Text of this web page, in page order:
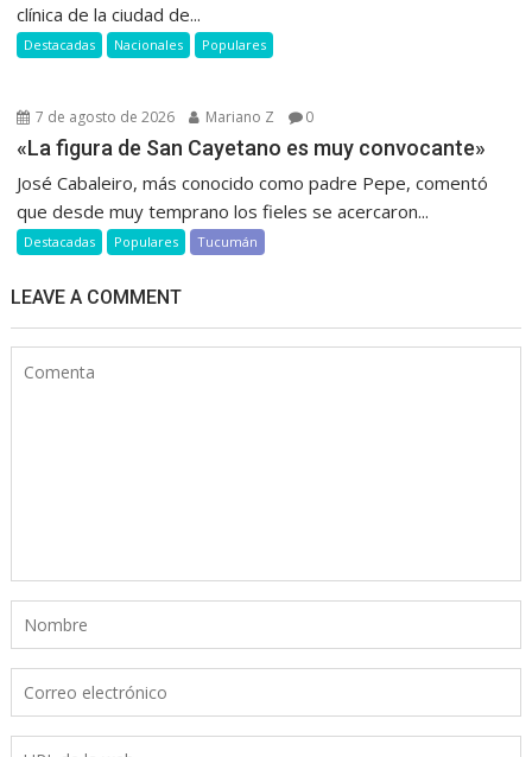
clínica de la ciudad de...
Destacadas Nacionales Populares
7 de agosto de 2026 Mariano Z 0
«La figura de San Cayetano es muy convocante»
José Cabaleiro, más conocido como padre Pepe, comentó
que desde muy temprano los fieles se acercaron...
Destacadas Populares Tucumán
LEAVE A COMMENT